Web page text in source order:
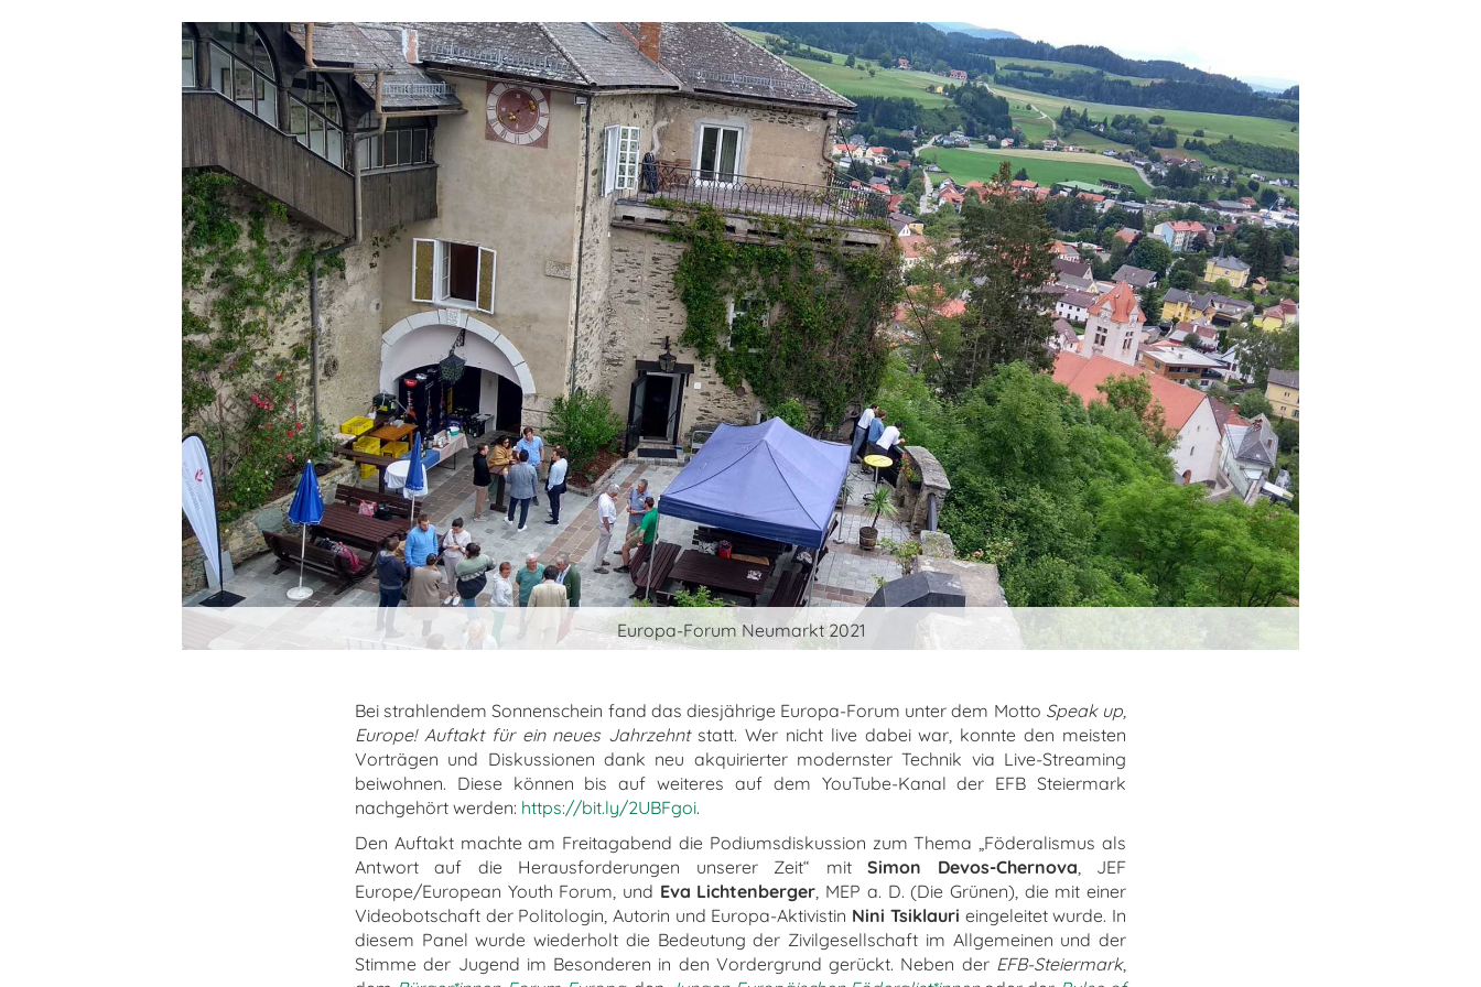
Europa-Forum Neumarkt 2021
Bei strahlendem Sonnenschein fand das diesjährige Europa-Forum unter dem Motto Speak up,
Europe! Auftakt für ein neues Jahrzehntstatt. Wer nicht live dabei war, konnte den meisten
Vorträgen und Diskussionen dank neu akquirierter modernster Technik via Live-Streaming
beiwohnen. Diese können bis auf weiteres auf dem YouTube-Kanal der EFB Steiermark
nachgehört werden: https://bit.ly/2UBFgoi.
Den Auftakt machte am Freitagabend die Podiumsdiskussion zum Thema „Föderalismus als
Antwort auf die Herausforderungen unserer Zeit“ mitSimon Devos-Chernova , JEF
Europe/European Youth Forum, und Eva Lichtenberger , MEP a. D. (Die Grünen), die mit einer
Videobotschaft der Politologin, Autorin und Europa-Aktivistin Nini Tsiklauri eingeleitet wurde. In
diesem Panel wurde wiederholt die Bedeutung der Zivilgesellschaft im Allgemeinen und der
Stimme der Jugend im Besonderen in den Vordergrund gerückt. Neben der EFB-Steiermark,